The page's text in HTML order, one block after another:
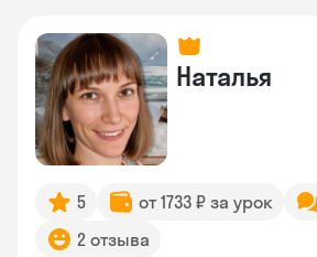
Наталья
5 от 1733 ₽ за урок
2 отзыва